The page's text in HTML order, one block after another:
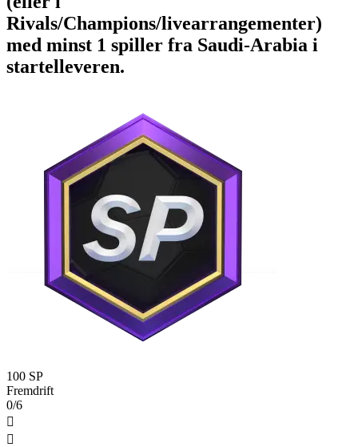
Rivals/Champions/livearrangementer)
med minst 1 spiller fra Saudi-Arabia i
startelleveren.
100 SP
Fremdrift
0/6

